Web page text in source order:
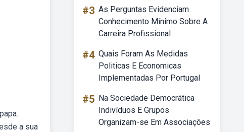
a sua
#3 As Perguntas Evidenciam
Conhecimento Mínimo Sobre A
Carreira Profissional
#4 Quais Foram As Medidas
Politicas E Economicas
Implementadas Por Portugal
#5 Na Sociedade Democrática
Indivíduos E Grupos
Organizam-se Em Associações